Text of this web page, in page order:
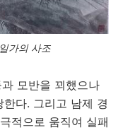
가의 사조
모반을 꾀했으나
다. 그리고 남제 경
적으로 움직여 실패